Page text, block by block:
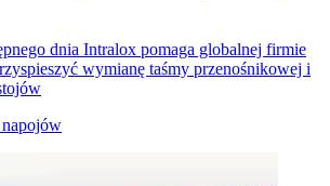
dnia Intralox pomaga globalnej firmie
wymianę taśmy przenośnikowej i
napojów